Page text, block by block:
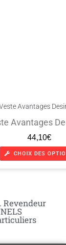
Avantages
Avantages
44,10€
CHOIX DES
Revendeur